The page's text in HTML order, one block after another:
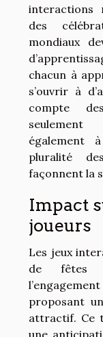
interactions
des
mondiaux
chacun à
s’ouvrir à
compte
seulement
également
pluralité
façonnent la
Impact
joueurs
Les jeux
de fêtes
proposant
attractif. Ce
une